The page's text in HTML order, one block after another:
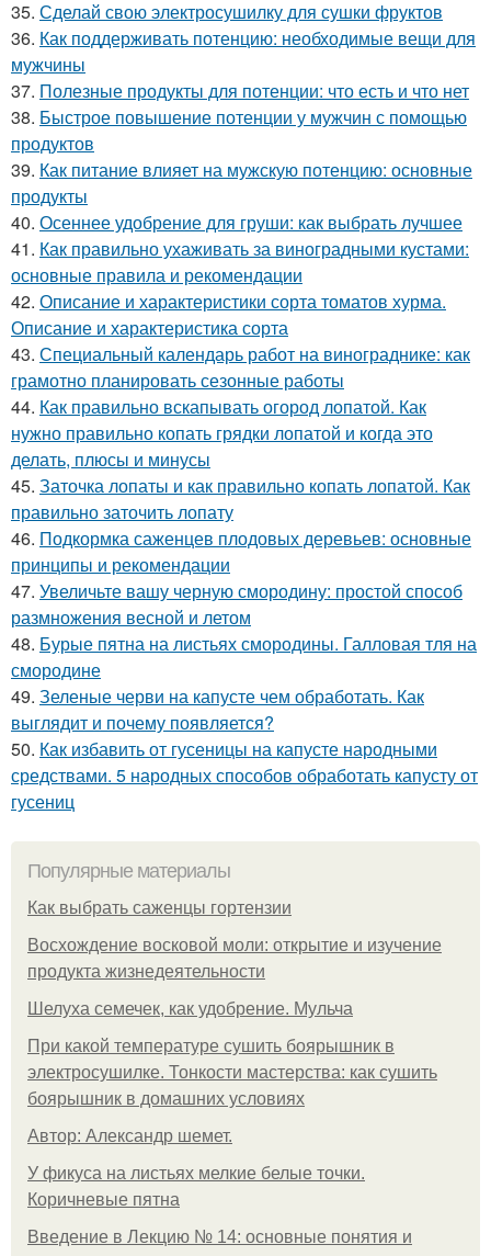
35. Сделай свою электросушилку для сушки фруктов
36. Как поддерживать потенцию: необходимые вещи для
мужчины
37. Полезные продукты для потенции: что есть и что нет
38. Быстрое повышение потенции у мужчин с помощью
продуктов
39. Как питание влияет на мужскую потенцию: основные
продукты
40. Осеннее удобрение для груши: как выбрать лучшее
41. Как правильно ухаживать за виноградными кустами:
основные правила и рекомендации
42. Описание и характеристики сорта томатов хурма.
Описание и характеристика сорта
43. Специальный календарь работ на винограднике: как
грамотно планировать сезонные работы
44. Как правильно вскапывать огород лопатой. Как
нужно правильно копать грядки лопатой и когда это
делать, плюсы и минусы
45. Заточка лопаты и как правильно копать лопатой. Как
правильно заточить лопату
46. Подкормка саженцев плодовых деревьев: основные
принципы и рекомендации
47. Увеличьте вашу черную смородину: простой способ
размножения весной и летом
48. Бурые пятна на листьях смородины. Галловая тля на
смородине
49. Зеленые черви на капусте чем обработать. Как
выглядит и почему появляется?
50. Как избавить от гусеницы на капусте народными
средствами. 5 народных способов обработать капусту от
гусениц
Популярные материалы
Как выбрать саженцы гортензии
Восхождение восковой моли: открытие и изучение
продукта жизнедеятельности
Шелуха семечек, как удобрение. Мульча
При какой температуре сушить боярышник в
электросушилке. Тонкости мастерства: как сушить
боярышник в домашних условиях
Автор: Александр шемет.
У фикуса на листьях мелкие белые точки.
Коричневые пятна
Введение в Лекцию № 14: основные понятия и